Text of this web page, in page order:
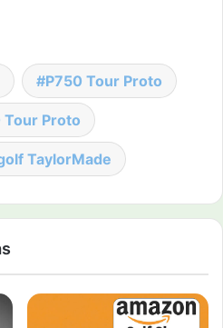
P750 Tour Proto
Tour Proto
TaylorMade